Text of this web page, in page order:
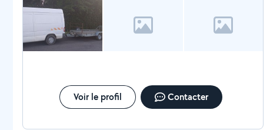
Voir le profil Contacter